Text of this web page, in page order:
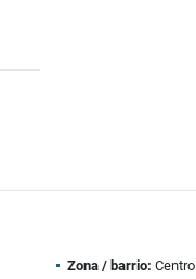
Zona / barrio: Centro